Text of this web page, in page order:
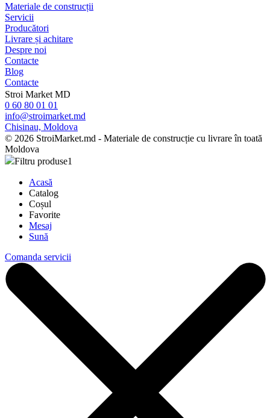
Materiale de construcții
Servicii
Producători
Livrare și achitare
Despre noi
Contacte
Blog
Contacte
Stroi Market MD
0 60 80 01 01
info@stroimarket.md
Chisinau, Moldova
© 2026 StroiMarket.md - Materiale de construcție cu livrare în toată
Moldova
Filtru produse1
Acasă
Catalog
Coșul
Favorite
Mesaj
Sună
Comanda servicii